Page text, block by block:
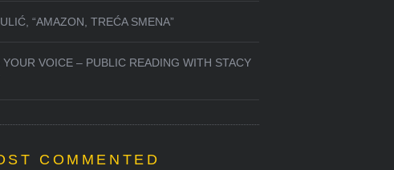
“AMAZON, TREĆA SMENA”
YOUR VOICE – PUBLIC READING WITH STACY
COMMENTED